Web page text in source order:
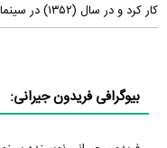
کار کرد و در سال (۱۳۵۲) در سینمای آزاد مشهد عضو شد.
بیوگرافی فریدون جیرانی: